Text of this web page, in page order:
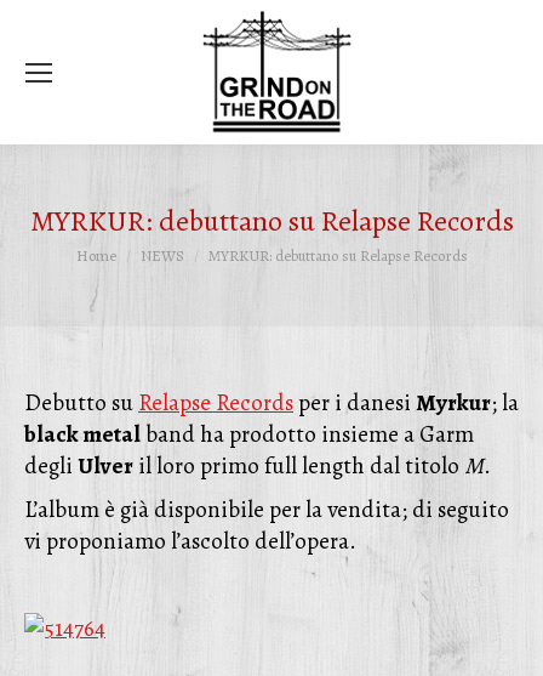
MYRKUR: debuttano su Relapse Records
Tu sei qui:
Home NEWS MYRKUR: debuttano su Relapse Records
Debutto suRelapse Recordsper i danesiMyrkur; la
black metalband ha prodotto insieme a Garm
degliUlveril loro primo full length dal titolo M.
L’album è già disponibile per la vendita; di seguito
vi proponiamo l’ascolto dell’opera.